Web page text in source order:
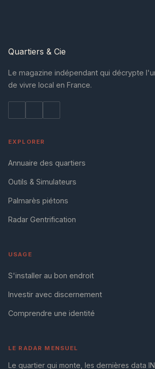
Quartiers & Cie
Le magazine indépendant qui décrypte
de vivre local en France.
EXPLORER
Annuaire des quartiers
Outils & Simulateurs
Palmarès piétons
Radar Gentrification
USAGE
S'installer au bon endroit
Investir avec discernement
Comprendre une identité
LE RADAR MENSUEL
Le quartier qui monte, les dernières data